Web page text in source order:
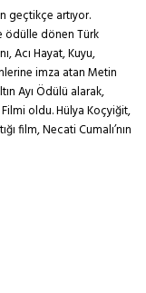
geçtikçe artıyor.
ödülle dönen Türk
Acı Hayat, Kuyu,
imza atan Metin
Ayı Ödülü alarak,
oldu. Hülya Koçyiğit,
film, Necati Cumalı’nın